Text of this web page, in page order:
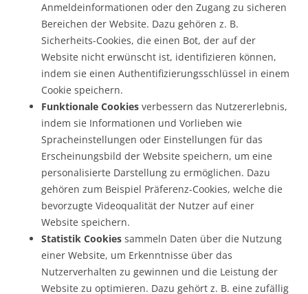
Anmeldeinformationen oder den Zugang zu sicheren
Bereichen der Website. Dazu gehören z. B.
Sicherheits-Cookies, die einen Bot, der auf der
Website nicht erwünscht ist, identifizieren können,
indem sie einen Authentifizierungsschlüssel in einem
Cookie speichern.
Funktionale Cookies verbessern das Nutzererlebnis,
indem sie Informationen und Vorlieben wie
Spracheinstellungen oder Einstellungen für das
Erscheinungsbild der Website speichern, um eine
personalisierte Darstellung zu ermöglichen. Dazu
gehören zum Beispiel Präferenz-Cookies, welche die
bevorzugte Videoqualität der Nutzer auf einer
Website speichern.
Statistik Cookies sammeln Daten über die Nutzung
einer Website, um Erkenntnisse über das
Nutzerverhalten zu gewinnen und die Leistung der
Website zu optimieren. Dazu gehört z. B. eine zufällig